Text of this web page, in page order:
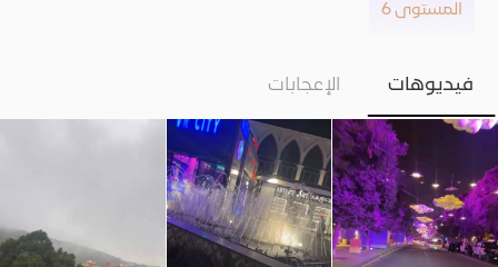
المستوى 6
فيديوهات الإعجابات